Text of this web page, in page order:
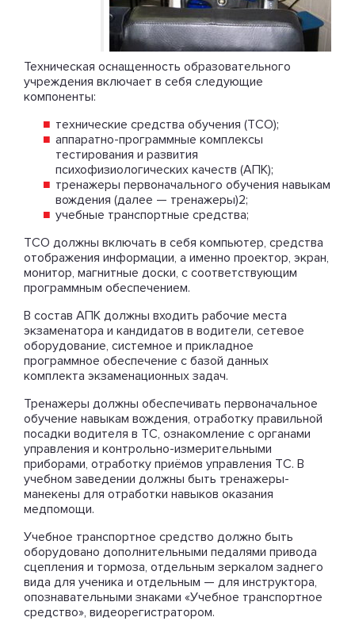
Техническая оснащенность образовательного
учреждения включает в себя следующие
компоненты:
технические средства обучения (TCO);
аппаратно-программные комплексы
тестирования и развития
психофизиологических качеств (АПК);
тренажеры первоначального обучения навыкам
вождения (далее — тренажеры)2;
учебные транспортные средства;
ТСО должны включать в себя компьютер, средства
отображения информации, а именно проектор, экран,
монитор, магнитные доски, с соответствующим
программным обеспечением.
В состав АПК должны входить рабочие места
экзаменатора и кандидатов в водители, сетевое
оборудование, системное и прикладное
программное обеспечение с базой данных
комплекта экзаменационных задач.
Тренажеры должны обеспечивать первоначальное
обучение навыкам вождения, отработку правильной
посадки водителя в ТС, ознакомление с органами
управления и контрольно-измерительными
приборами, отработку приёмов управления ТС. В
учебном заведении должны быть тренажеры-
манекены для отработки навыков оказания
медпомощи.
Учебное транспортное средство должно быть
оборудовано дополнительными педалями привода
сцепления и тормоза, отдельным зеркалом заднего
вида для ученика и отдельным — для инструктора,
опознавательными знаками «Учебное транспортное
средство», видеорегистратором.